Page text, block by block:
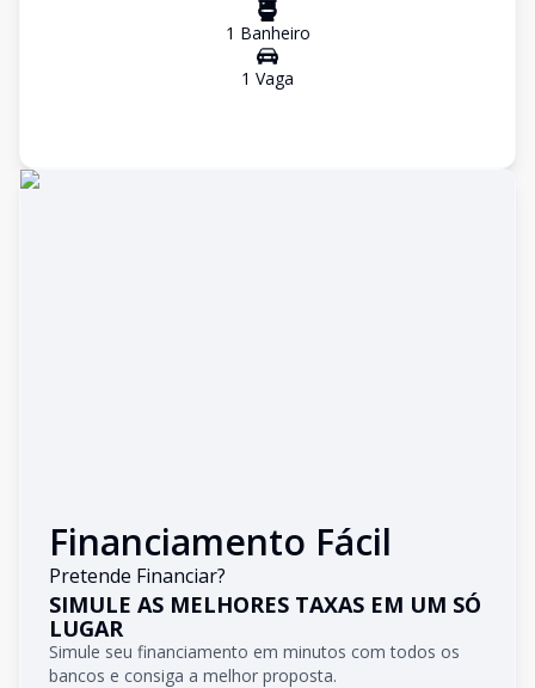
1 Banheiro
1 Vaga
Financiamento Fácil
Pretende Financiar?
SIMULE AS MELHORES TAXAS EM UM SÓ
LUGAR
Simule seu financiamento em minutos com todos os
bancos e consiga a melhor proposta.